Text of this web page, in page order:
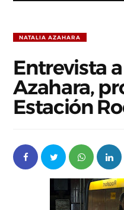
NATALIA AZAHARA
Entrevista
Azahara,
Estación